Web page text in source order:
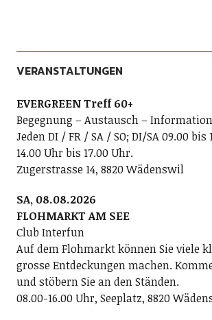
VERANSTALTUNGEN
EVERGREEN Treff 60+
Begegnung – Austausch –
Jeden DI / FR / SA / SO; DI/SA 09.00 bis
14.00 Uhr bis 17.00 Uhr.
Zugerstrasse 14, 8820 Wädenswil
SA, 08.08.2026
FLOHMARKT AM SEE
Club Interfun
Auf dem Flohmarkt können Sie viele
grosse Entdeckungen machen.
und stöbern Sie an den Ständen.
08.00-16.00 Uhr, Seeplatz, 8820